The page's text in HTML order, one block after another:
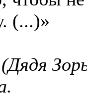
(...)»